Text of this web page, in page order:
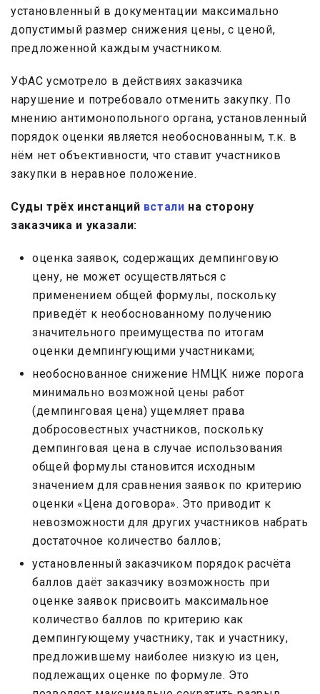
установленный в документации максимально
допустимый размер снижения цены, с ценой,
предложенной каждым участником.
УФАС усмотрело в действиях заказчика
нарушение и потребовало отменить закупку. По
мнению антимонопольного органа, установленный
порядок оценки является необоснованным, т.к. в
нём нет объективности, что ставит участников
закупки в неравное положение.
Суды трёх инстанций встали на сторону
заказчика и указали:
оценка заявок, содержащих демпинговую
цену, не может осуществляться с
применением общей формулы, поскольку
приведёт к необоснованному получению
значительного преимущества по итогам
оценки демпингующими участниками;
необоснованное снижение НМЦК ниже порога
минимально возможной цены работ
(демпинговая цена) ущемляет права
добросовестных участников, поскольку
демпинговая цена в случае использования
общей формулы становится исходным
значением для сравнения заявок по критерию
оценки «Цена договора». Это приводит к
невозможности для других участников набрать
достаточное количество баллов;
установленный заказчиком порядок расчёта
баллов даёт заказчику возможность при
оценке заявок присвоить максимальное
количество баллов по критерию как
демпингующему участнику, так и участнику,
предложившему наиболее низкую из цен,
подлежащих оценке по формуле. Это